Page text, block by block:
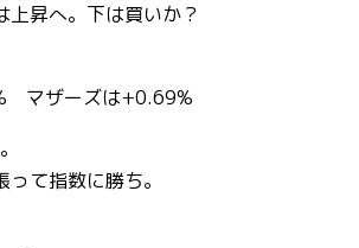
上昇へ。下は買いか？
マザーズは+0.69%
て指数に勝ち。